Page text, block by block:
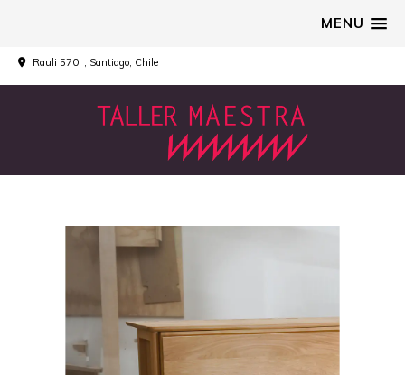
MENU
Rauli 570, , Santiago, Chile